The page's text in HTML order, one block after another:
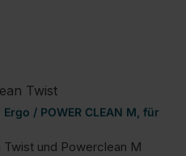
Twist
/ POWER CLEAN M, für
und Powerclean M